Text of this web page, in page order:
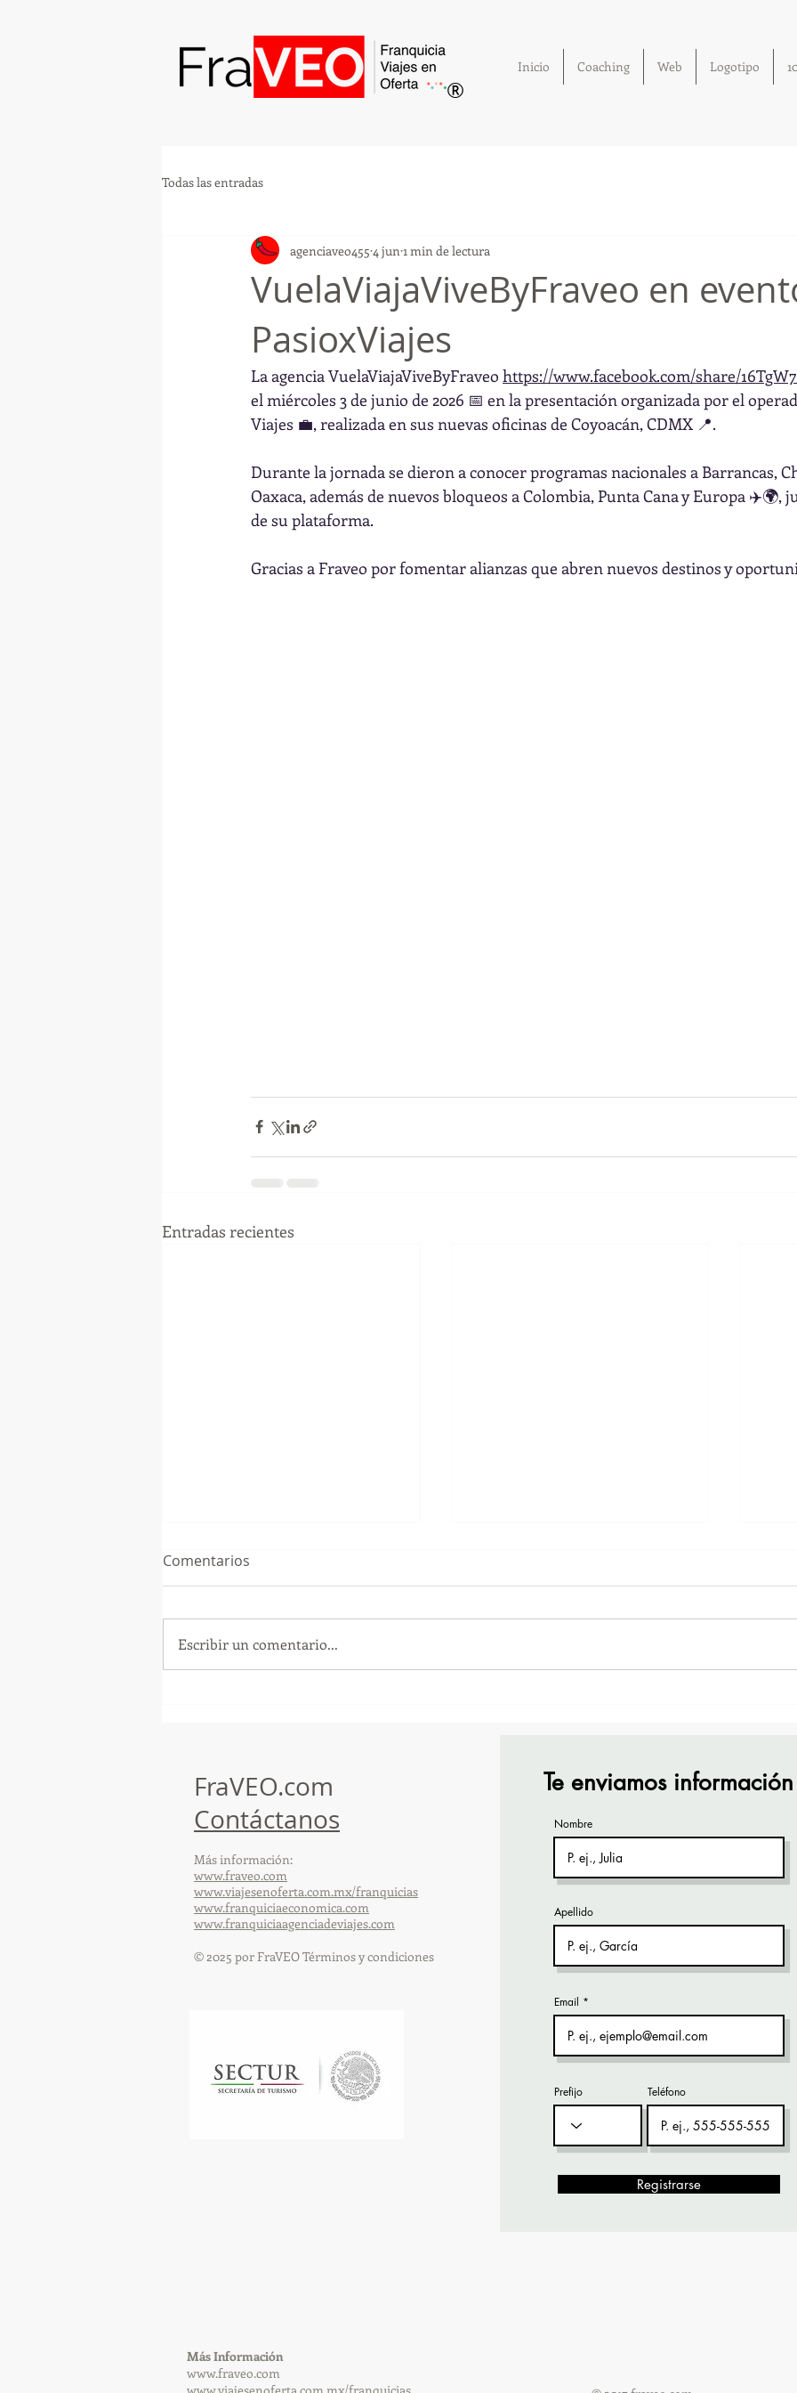
®
Inicio Coaching Web Logotipo
Todas las entradas
VuelaViajaViveByFraveo en
PasioxViajes
agenciaveo455 4 jun 1 min de lectura
La agencia VuelaViajaViveByFraveo https://www.facebook.com/share/
el miércoles 3 de junio de 2026 📅 en la presentación organizada por el
Viajes 💼, realizada en sus nuevas oficinas de Coyoacán, CDMX 📍.
Durante la jornada se dieron a conocer programas nacionales a Barrancas,
Oaxaca, además de nuevos bloqueos a Colombia, Punta Cana y Europa ✈️🌍,
de su plataforma.
Gracias a Fraveo por fomentar alianzas que abren nuevos destinos y
Entradas recientes
Comentarios
Escribir un comentario...
FraVEO.com
Contáctanos
Más información:
www.fraveo.com
www.viajesenoferta.com.mx/franquicias
www.franquiciaeconomica.com
www.franquiciaagenciadeviajes.com
© 2025 por FraVEO Términos y condiciones
Te enviamos información
Nombre
Apellido
Email
Prefijo Teléfono
Registrarse
​Más Información
www.fraveo.com